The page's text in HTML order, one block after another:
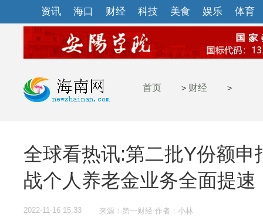
资讯 海口 财经 科技 美食 娱乐 体育
首页 > 财经 >
全球看热讯:第二批Y份额申
战个人养老金业务全面提速
2022-11-16 15:33 来源：第一财经 作者：小林